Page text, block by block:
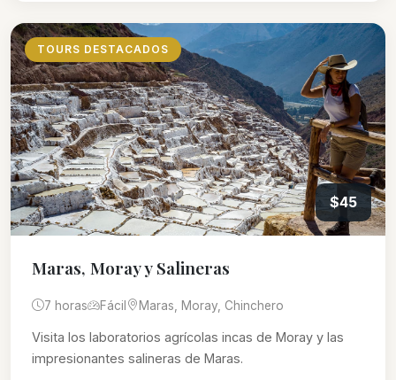
TOURS DESTACADOS
$45
Maras, Moray y Salineras
7 horas Fácil Maras, Moray, Chinchero
Visita los laboratorios agrícolas incas de Moray y las
impresionantes salineras de Maras.